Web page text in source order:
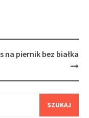
na piernik bez białka